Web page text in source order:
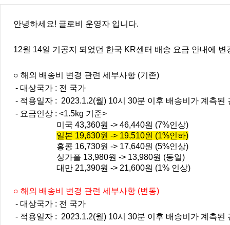
안녕하세요! 글로비 운영자 입니다.
12월 14일 기공지 되었던 한국 KR센터 배송 요금 안내에
○ 해외 배송비 변경 관련 세부사항 (기존)
- 대상국가 : 전 국가
- 적용일자 : 2023.1.2(월) 10시 30분 이후 배송비가 계측된
- 요금인상 : <1.5kg 기준>
미국 43,360원 -> 46,440원 (7%인상)
일본 19,630원 -> 19,510원 (1%인하)
홍콩 16,730원 -> 17,640원 (5%인상)
싱가폴 13,980원 -> 13,980원 (동일)
대만 21,390원 -> 21,600원 (1% 인상)
○ 해외 배송비 변경 관련 세부사항 (변동)
- 대상국가 : 전 국가
- 적용일자 : 2023.1.2(월) 10시 30분 이후 배송비가 계측된